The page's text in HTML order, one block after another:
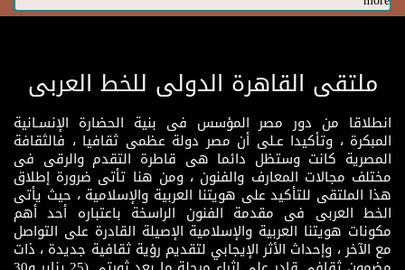
ملتقى القاهرة الدولى للخط العربى
انطلاقا من دور مصر المؤسس فى بنية الحضارة الإنسـانية
المبكرة ، وتأكيدا عـلى أن مصر دولة عظمى ثقافيا ، فالثقافة
المصرية كانت وستظل دائما هى قاطرة التقدم والرقى فى
مختلف مجالات المعارف والفنون ، ومن هنا تأتى ضرورة إطلاق
هذا الملتقى للتأكيد على هويتنا العربية والإسلامية ، حيث يأتى
الخط العربى فى مقدمة الفنون الراسخة باعتباره أحد أهم
مكونات هويتنا العربية والإسلامية الإصيلة القادرة على التواصل
مع الآخر ، وإحداث الأثر الإيجابي لتقديم رؤية ثقافية جديدة ، ذات